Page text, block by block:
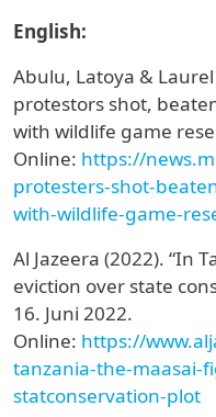
English:
Abulu, Latoya &
protestors shot,
with wildlife game
Online: https://
protesters-shot-
with-wildlife-game-
Al Jazeera (2022). “In
eviction over state
16. Juni 2022.
Online: https://
tanzania-the-maasai-
statconservation-plot